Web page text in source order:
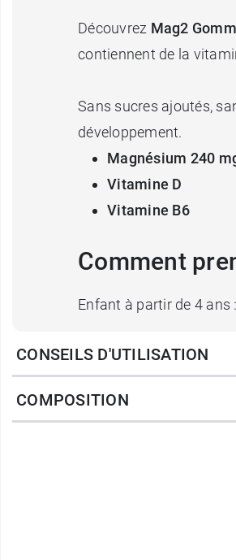
Découvrez Mag2
contiennent de la
Sans sucres ajoutés,
développement.
Magnésium 240
Vitamine D
Vitamine B6
Comment
Enfant à partir de 4 ans
Pour ouvrir, appuyer
Fermer soigneusement
CONSEILS D'UTILISATION
COMPOSITION